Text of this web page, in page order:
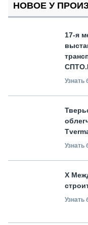
НОВОЕ У
17-я
X